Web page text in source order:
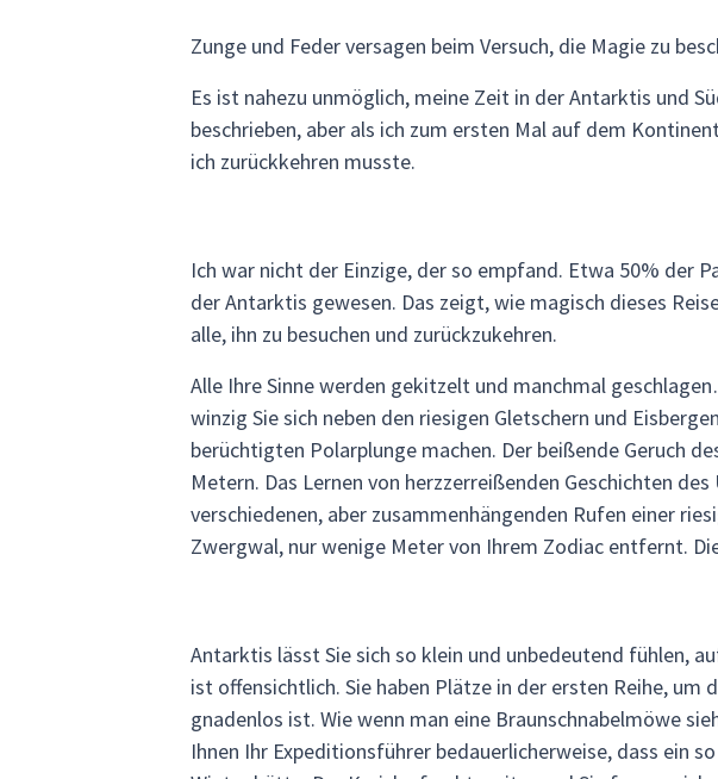
Zunge und Feder versagen beim Versuch, die Magie zu
Es ist nahezu unmöglich, meine Zeit in der Antarktis und
beschrieben, aber als ich zum ersten Mal auf dem
ich zurückkehren musste.
Ich war nicht der Einzige, der so empfand. Etwa 50% der
der Antarktis gewesen. Das zeigt, wie magisch dieses
alle, ihn zu besuchen und zurückzukehren.
Alle Ihre Sinne werden gekitzelt und manchmal
winzig Sie sich neben den riesigen Gletschern und
berüchtigten Polarplunge machen. Der beißende Geruch
Metern. Das Lernen von herzzerreißenden Geschichten
verschiedenen, aber zusammenhängenden Rufen einer
Zwergwal, nur wenige Meter von Ihrem Zodiac entfernt.
Antarktis lässt Sie sich so klein und unbedeutend fühlen,
ist offensichtlich. Sie haben Plätze in der ersten Reihe, um
gnadenlos ist. Wie wenn man eine Braunschnabelmöwe
Ihnen Ihr Expeditionsführer bedauerlicherweise, dass ein